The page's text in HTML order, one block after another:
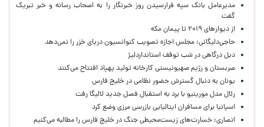
مدیرعامل بانک سپه فرارسیدن روز خبرنگار را به اصحاب رسانه و خبر تبریک
گفت
از دیوارهای ۲۰۱۹ تا پیمان مکه
حاجی‌دلیگانی: مجلس اجازه تصویب کنوانسیون دریای خزر را نمی‌دهد
دبل درگاهی در شب توقف استانداردلیژ
صربستان و رژیم صهیونیستی کارخانه تولید پهپاد افتتاح می‌کنند
یونان به دنبال گسترش حضور نظامی در خلیج فارس
رئال مدل مورینیو با برد به استقبال فصل جدید لالیگا رفت
اسپانیا برای مسافران ایتالیایی بازرسی مرزی وضع کرد
انصاری: خسارت‌های زیست‌محیطی جنگ در خلیج فارس را مطالبه‌ می‌کنیم